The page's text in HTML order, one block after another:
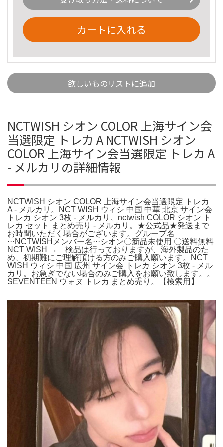
カートに入れる
欲しいものリストに追加
NCTWISH シオン COLOR 上海サイン会
当選限定 トレカ A NCTWISH シオン
COLOR 上海サイン会当選限定 トレカ A
- メルカリの詳細情報
NCTWISH シオン COLOR 上海サイン会当選限定 トレカ
A - メルカリ。NCT WISH ウィシ 中国 中華 北京 サイン会
トレカ シオン 3枚 - メルカリ。nctwish COLOR シオン ト
レカ セット まとめ売り - メルカリ。★公式品★発送まで
お時間いただく場合がございます。グループ名
···NCTWISHメンバー名···シオン〇新品未使用 〇送料無料
NCT WISH → 検品は行っておりますが、海外製品のた
め、初期難にご理解頂ける方のみご購入願います。NCT
WISH ウィシ 中国 広州 サイン会 トレカ シオン 3枚 - メル
カリ。お急ぎでない場合のみご購入をお願い致します。。
SEVENTEEN ウォヌ トレカ まとめ売り。【検索用】